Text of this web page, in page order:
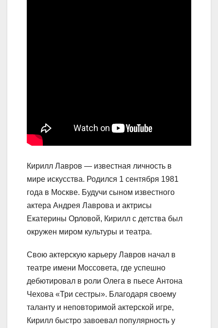
Кирилл Лавров — известная личность в
мире искусства. Родился 1 сентября 1981
года в Москве. Будучи сыном известного
актера Андрея Лаврова и актрисы
Екатерины Орловой, Кирилл с детства был
окружен миром культуры и театра.
Свою актерскую карьеру Лавров начал в
театре имени Моссовета, где успешно
дебютировал в роли Олега в пьесе Антона
Чехова «Три сестры». Благодаря своему
таланту и неповторимой актерской игре,
Кирилл быстро завоевал популярность у